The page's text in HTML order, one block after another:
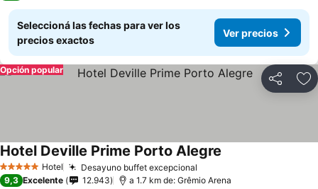
Seleccioná las fechas para ver los
precios exactos
Ver precios
Compartir
Opción popular
5 Estrellas Hotel Desayuno buffet excepcional
Hotel Deville Prime Porto Alegre
9,3 Excelente 12.943 a 1.7 km de: Grêmio Arena